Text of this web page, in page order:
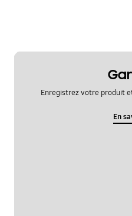
Enregistrez votre produit
En